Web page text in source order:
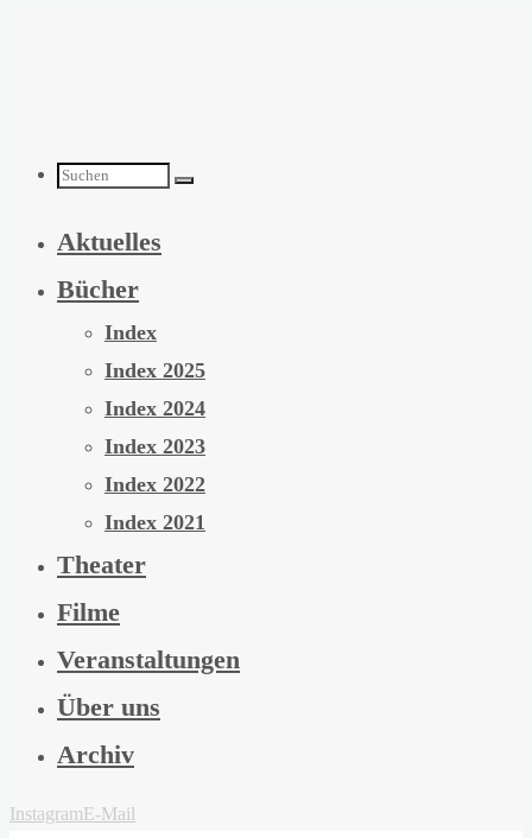
Suchen
nach:
Aktuelles
Bücher
Index
Index 2025
Index 2024
Index 2023
Index 2022
Index 2021
Theater
Filme
Veranstaltungen
Über uns
Archiv
InstagramE-Mail